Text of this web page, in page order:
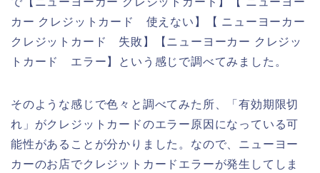
カー クレジットカード 使えない】【 ニューヨーカー
クレジットカード 失敗】【ニューヨーカー クレジッ
トカード エラー】という感じで調べてみました。
そのような感じで色々と調べてみた所、「有効期限切
れ」がクレジットカードのエラー原因になっている可
能性があることが分かりました。なので、ニューヨー
カーのお店でクレジットカードエラーが発生してしま